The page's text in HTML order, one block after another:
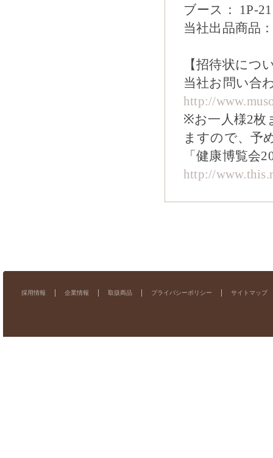
ブース： 1P-
当社出品商品
【招待状につ
当社お問い合
http://
※お一人様2枚
ますので、予
「健康博覧会
http://
採用情報 企業情報 取扱商品 プライバシーポリシー サイトマップ